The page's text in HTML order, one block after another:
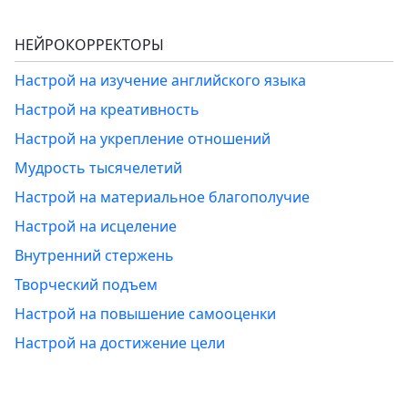
НЕЙРОКОРРЕКТОРЫ
Настрой на изучение английского языка
Настрой на креативность
Настрой на укрепление отношений
Мудрость тысячелетий
Настрой на материальное благополучие
Настрой на исцеление
Внутренний стержень
Творческий подъем
Настрой на повышение самооценки
Настрой на достижение цели